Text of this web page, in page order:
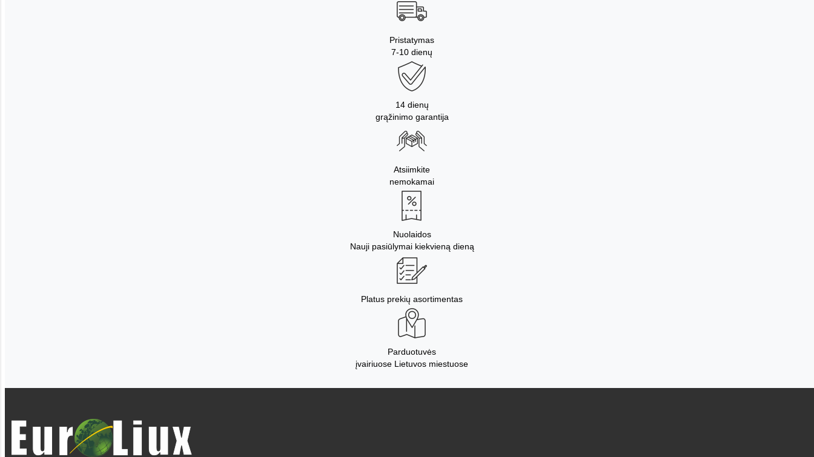
Pristatymas
7-10 dienų
14 dienų
grąžinimo garantija
Atsiimkite
nemokamai
Nuolaidos
Nauji pasiūlymai kiekvieną dieną
Platus prekių asortimentas
Parduotuvės
įvairiuose Lietuvos miestuose